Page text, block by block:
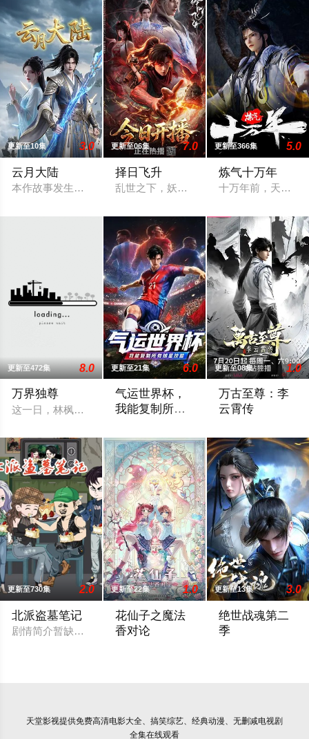
更新至10集 3.0
云月大陆
本作故事发生在架空修仙世界——云月大陆。 大陆鼎盛时期由浣
更新至06集 7.0
择日飞升
乱世之下，妖祟横生，奸佞当道。又值幽
更新至366集 5.0
炼气十万年
十万年前，天岚宗
更新至472集 8.0
万界独尊
这一日，林枫正在林府凝聚武魂，不想，他才刚将剑武魂修炼
更新至21集 6.0
气运世界杯，
我能复制所有
更新至08集 1.0
万古至尊：李
云霄传
更新至730集 2.0
北派盗墓笔记
剧情简介暂缺，敬请期待。
更新至22集 1.0
花仙子之魔法
香对论
更新至13集 3.0
绝世战魂第二
季
天堂影视提供免费高清电影大全、搞笑综艺、经典动漫、无删减电视剧
全集在线观看